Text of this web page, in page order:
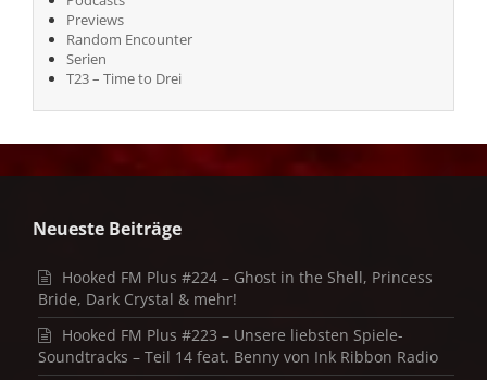
Previews
Random Encounter
Serien
T23 – Time to Drei
Neueste Beiträge
Hooked FM Plus #224 – Ghost in the Shell, Princess
Bride, Dark Crystal & mehr!
Hooked FM Plus #223 – Unsere liebsten Spiele-
Soundtracks – Teil 14 feat. Benny von Ink Ribbon Radio